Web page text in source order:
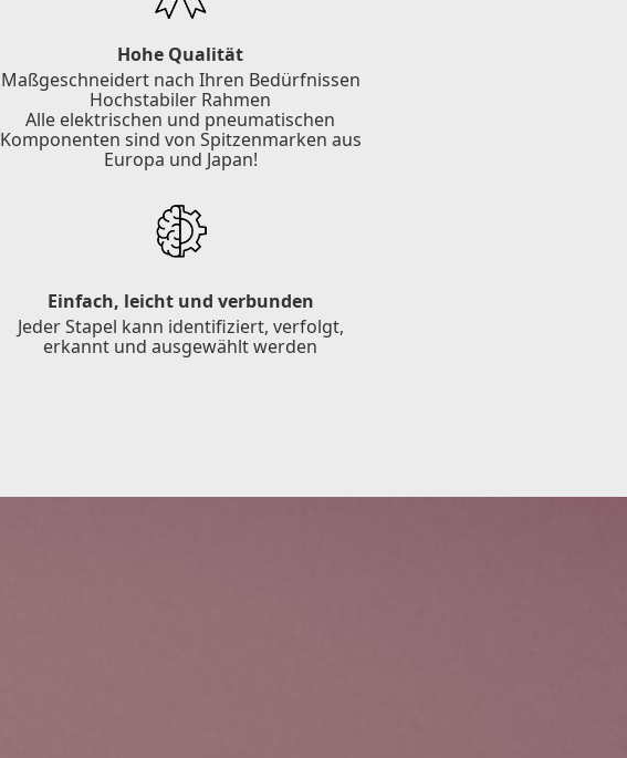
Hohe Qualität
Maßgeschneidert nach Ihren Bedürfnissen
Hochstabiler Rahmen
Alle elektrischen und pneumatischen
Komponenten sind von Spitzenmarken aus
Europa und Japan!
Einfach, leicht und verbunden
Jeder Stapel kann identifiziert, verfolgt,
erkannt und ausgewählt werden